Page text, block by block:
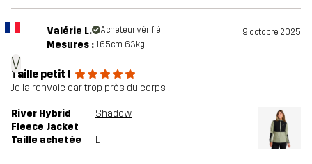
V
Valérie L. Acheteur vérifié 9 octobre 2025
Mesures : 165cm, 63kg
Taille petit !
Je la renvoie car trop près du corps !
River Hybrid
Fleece Jacket
Shadow
Taille achetée L